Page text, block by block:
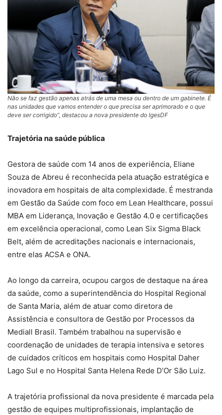
Não se faz gestão apenas atrás de uma mesa ou dentro de um gabinete. É
nas unidades que vamos entender o que precisa ser aprimorado e o que
deve ser corrigido”, destacou a nova presidente do IgesDF
Trajetória na saúde pública
Gestora de saúde com 14 anos de experiência, Eliane
Souza de Abreu é reconhecida pela atuação estratégica e
inovadora em hospitais de alta complexidade. É mestranda
em Gestão da Saúde com foco em Lean Healthcare, possui
MBA em Liderança, Inovação e Gestão 4.0 e certificações
em excelência operacional, como Lean Six Sigma Black
Belt, além de acreditações nacionais e internacionais,
entre elas ACSA e ONA.
Ao longo da carreira, ocupou cargos de destaque na área
da saúde, como a superintendência do Hospital Regional
de Santa Maria, além de atuar como diretora de
Assistência e consultora de Gestão por Processos da
Mediall Brasil. Também trabalhou na supervisão e
coordenação de unidades de terapia intensiva e setores
de cuidados críticos em hospitais como Hospital Daher
Lago Sul e no Hospital Santa Helena Rede D’Or São Luiz.
A trajetória profissional da nova presidente é marcada pela
gestão de equipes multiprofissionais, implantação de